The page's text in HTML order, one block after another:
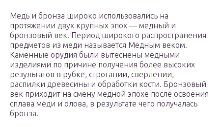
Медь и бронза широко использовались на
протяжении двух крупных эпох — медный и
бронзовый век. Период широкого распространения
предметов из меди называется Медным веком.
Каменные орудия были вытеснены медными
изделиями по причине получения более высоких
результатов в рубке, строгании, сверлении,
распилки древесины и обработки кости. Бронзовый
век приходит на смену медной эпохе после освоения
сплава меди и олова, в результате чего получалась
бронза.